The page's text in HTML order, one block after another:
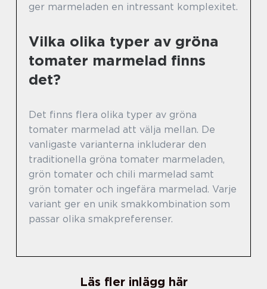
ger marmeladen en intressant komplexitet.
Vilka olika typer av gröna
tomater marmelad finns
det?
Det finns flera olika typer av gröna
tomater marmelad att välja mellan. De
vanligaste varianterna inkluderar den
traditionella gröna tomater marmeladen,
grön tomater och chili marmelad samt
grön tomater och ingefära marmelad. Varje
variant ger en unik smakkombination som
passar olika smakpreferenser.
Läs fler inlägg här